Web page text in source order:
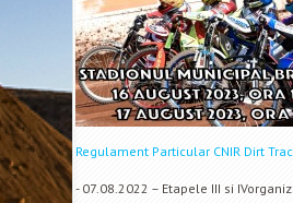
Regulament Particular CNIR Dirt
- 07.08.2022 – Etapele III si